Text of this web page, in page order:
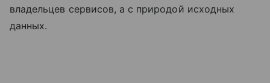
владельцев сервисов, а с природой исходных
данных.